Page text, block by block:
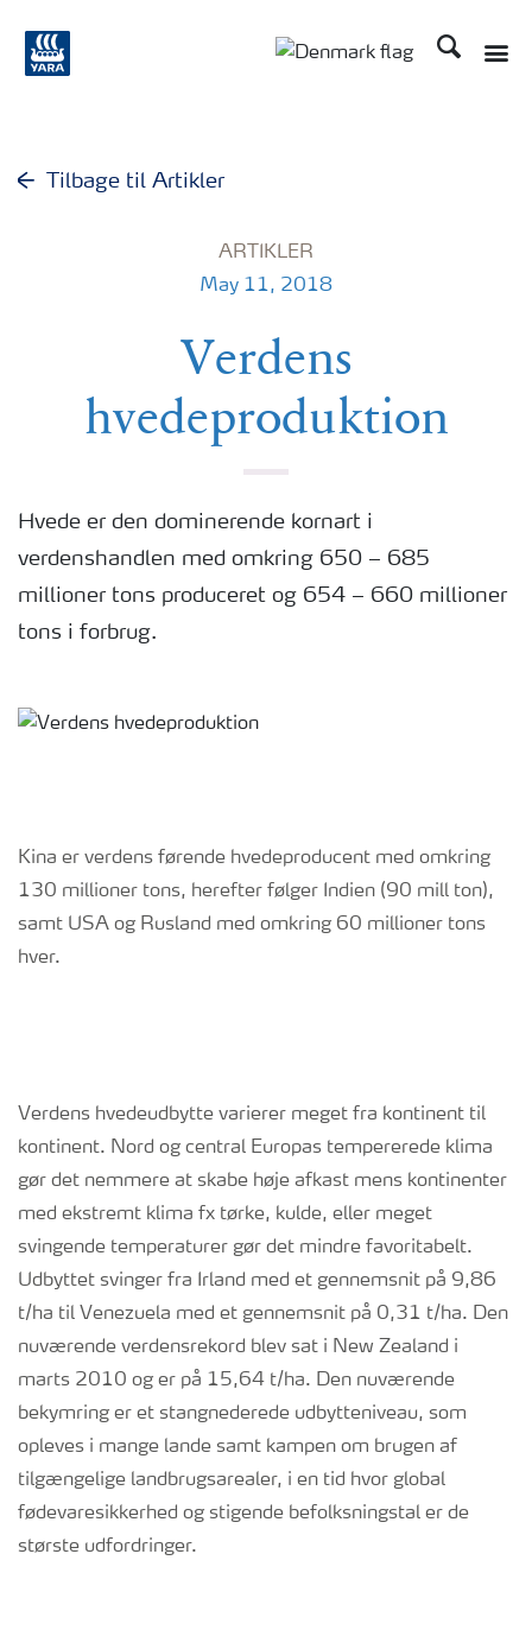
Søg
Tilbage til Artikler
ARTIKLER
May 11, 2018
Verdens
hvedeproduktion
Hvede er den dominerende kornart i
verdenshandlen med omkring 650 – 685
millioner tons produceret og 654 – 660 millioner
tons i forbrug.
Kina er verdens førende hvedeproducent med omkring
130 millioner tons, herefter følger Indien (90 mill ton),
samt USA og Rusland med omkring 60 millioner tons
hver.
Verdens hvedeudbytte varierer meget fra kontinent til
kontinent. Nord og central Europas tempererede klima
gør det nemmere at skabe høje afkast mens kontinenter
med ekstremt klima fx tørke, kulde, eller meget
svingende temperaturer gør det mindre favoritabelt.
Udbyttet svinger fra Irland med et gennemsnit på 9,86
t/ha til Venezuela med et gennemsnit på 0,31 t/ha. Den
nuværende verdensrekord blev sat i New Zealand i
marts 2010 og er på 15,64 t/ha. Den nuværende
bekymring er et stangnederede udbytteniveau, som
opleves i mange lande samt kampen om brugen af
tilgængelige landbrugsarealer, i en tid hvor global
fødevaresikkerhed og stigende befolksningstal er de
største udfordringer.